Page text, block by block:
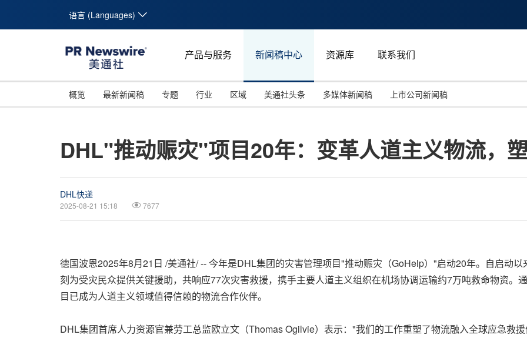
语言 (Languages)
产品与服务 新闻稿中心 资源库 联系我们
概览 最新新闻稿 专题
投资并购
行业
能源化工与环保
区域
马来西亚
美通社头条 多媒体新闻稿 上市公司新闻稿
DHL"推动赈灾"项目20年：变革人道主义物流，
DHL快递
2025-08-21 15:18 7677
德国波恩2025年8月21日 /美通社/ -- 今年是DHL集团的灾害管理项目"推动赈灾（GoHelp）"启动20年。自启动
刻为受灾民众提供关键援助，共响应77次灾害救援，携手主要人道主义组织在机场协调运输约7万吨救命物资。
目已成为人道主义领域值得信赖的物流合作伙伴。
DHL集团首席人力资源官兼劳工总监欧立文（Thomas Ogilvie）表示："我们的工作重塑了物流融入全球应急救